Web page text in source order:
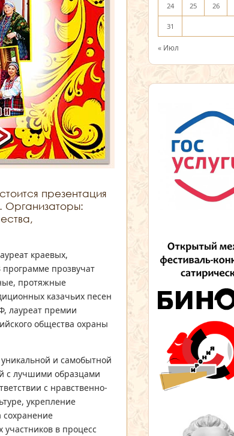
презентация
Организаторы:
краевых,
прозвучат
протяжные
казачьих песен
лауреат премии
общества охраны
и самобытной
с лучшими образцами
с нравственно-
укрепление
сохранение
участников в процесс
24 25 26
31
« Июл